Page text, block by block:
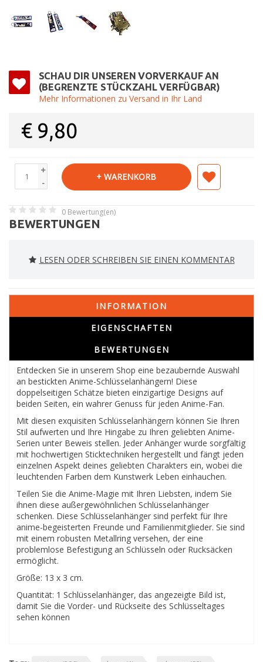
SCHAU DIR UNSEREN VORVERKAUF AN
(BEGRENZTE STÜCKZAHL VERFÜGBAR)
Mehr Informationen zu Versand in Ihr Land
€ 9,80
+
-
+ WARENKORB
0 Bewertung(en)
BEWERTUNGEN
LESEN ODER SCHREIBEN SIE EINEN KOMMENTAR
INFORMATION
EIGENSCHAFTEN
BEWERTUNGEN
Entdecken Sie in unserem Shop eine bezaubernde Auswahl
an bestickten Anime-Schlüsselanhängern! Diese
doppelseitigen Schätze bieten einzigartige Designs auf
beiden Seiten, ein wahrer Genuss für jeden Anime-Fan.
Mit diesen exquisiten Schlüsselanhängern können Sie Ihren
Stil aufwerten und Ihre Hingabe zu Ihren geliebten Anime-
Serien unter Beweis stellen. Jeder Anhänger wurde sorgfältig
mit hochwertigen Sticktechniken hergestellt und fängt jeden
einzelnen Aspekt deines geliebten Charakters ein, wobei die
leuchtenden Farben dem Kunstwerk Leben einhauchen.
Teilen Sie die Anime-Magie mit Ihren Liebsten, indem Sie
ihnen diese außergewöhnlichen Schlüsselanhänger
schenken. Diese Schlüsselanhänger sind perfekt für Ihre
anime-begeisterten Freunde und Familienmitglieder. Sie sind
mit einem robusten Metallring versehen, der eine
problemlose Befestigung an Schlüsseln oder Rucksäcken
ermöglicht.
Größe: 13 x 3 cm.
Quantität: 1 Schlüsselanhänger, das angezeigte Bild ist,
damit Sie die Vorder- und Rückseite des Schlüsseltages
sehen können